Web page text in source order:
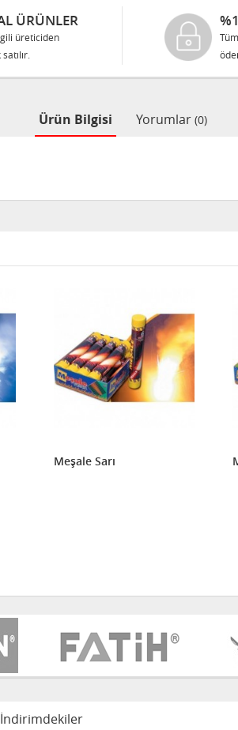
ÜRÜNLER
üreticiden
Ürün Bilgisi Yorumlar (0)
Meşale Sarı
İndirimdekiler